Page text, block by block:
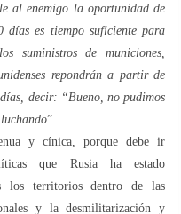
al enemigo la oportunidad de
es tiempo suficiente para
suministros de municiones,
repondrán a partir de
días, decir: “Bueno, no pudimos
”.
y cínica, porque debe ir
que Rusia ha estado
los territorios dentro de las
y la desmilitarización y